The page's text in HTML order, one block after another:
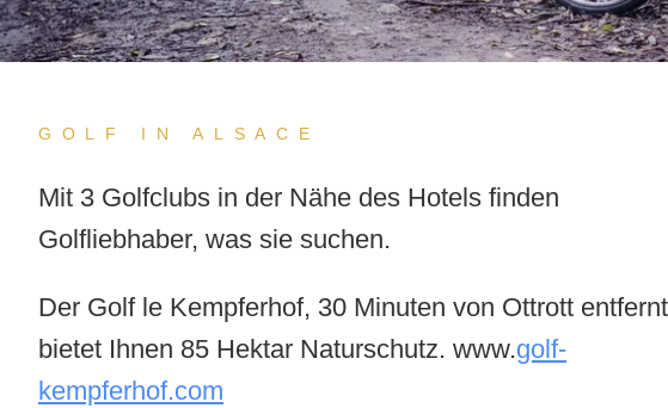
GOLF IN ALSACE
Mit 3 Golfclubs in der Nähe des Hotels finden
Golfliebhaber, was sie suchen.
Der Golf le Kempferhof, 30 Minuten von Ottrott
bietet Ihnen 85 Hektar Naturschutz. www.golf-
kempferhof.com